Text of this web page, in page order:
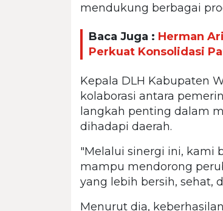
mendukung berbagai
Baca Juga : Herman
Perkuat Konsolidasi
Kepala DLH Kabupaten
kolaborasi antara
langkah penting dalam
dihadapi daerah.
"Melalui sinergi ini, kami
mampu mendorong
yang lebih bersih, sehat,
Menurut dia,